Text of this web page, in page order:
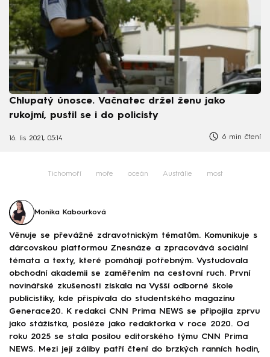
Chlupatý únosce. Vačnatec držel ženu jako
rukojmí, pustil se i do policisty
16. lis 2021, 05:14 6 min čtení
Tichomoří moře oceán Austrálie most
Monika Kabourková
Věnuje se převážně zdravotnickým tématům. Komunikuje s
dárcovskou platformou Znesnáze a zpracovává sociální
témata a texty, které pomáhají potřebným. Vystudovala
obchodní akademii se zaměřením na cestovní ruch. První
novinářské zkušenosti získala na Vyšší odborné škole
publicistiky, kde přispívala do studentského magazínu
Generace20. K redakci CNN Prima NEWS se připojila zprvu
jako stážistka, posléze jako redaktorka v roce 2020. Od
roku 2025 se stala posilou editorského týmu CNN Prima
NEWS. Mezi její záliby patří čtení do brzkých ranních hodin,